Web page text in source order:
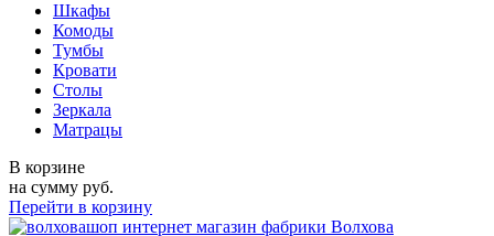
Шкафы
Комоды
Тумбы
Кровати
Столы
Зеркала
Матрацы
В корзине
на сумму руб.
Перейти в корзину